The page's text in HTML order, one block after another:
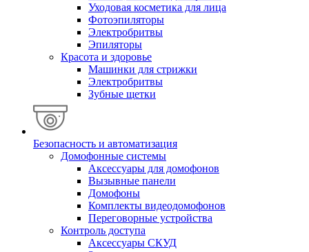
Уходовая косметика для лица
Фотоэпиляторы
Электробритвы
Эпиляторы
Красота и здоровье
Машинки для стрижки
Электробритвы
Зубные щетки
Безопасность и автоматизация
Домофонные системы
Аксессуары для домофонов
Вызывные панели
Домофоны
Комплекты видеодомофонов
Переговорные устройства
Контроль доступа
Аксессуары СКУД